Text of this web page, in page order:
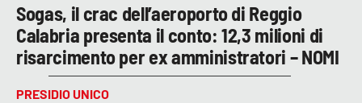
Sogas, il crac dell’aeroporto di Reggio
Calabria presenta il conto: 12,3 milioni di
risarcimento per ex amministratori – NOMI
PRESIDIO UNICO